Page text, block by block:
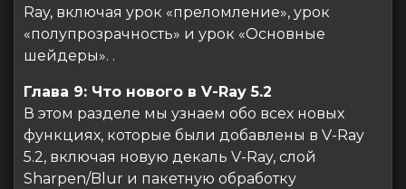
Ray, включая урок «преломление», урок
«полупрозрачность» и урок «Основные
шейдеры». .
Глава 9: Что нового в V-Ray 5.2
В этом разделе мы узнаем обо всех новых
функциях, которые были добавлены в V-Ray
5.2, включая новую декаль V-Ray, слой
Sharpen/Blur и пакетную обработку